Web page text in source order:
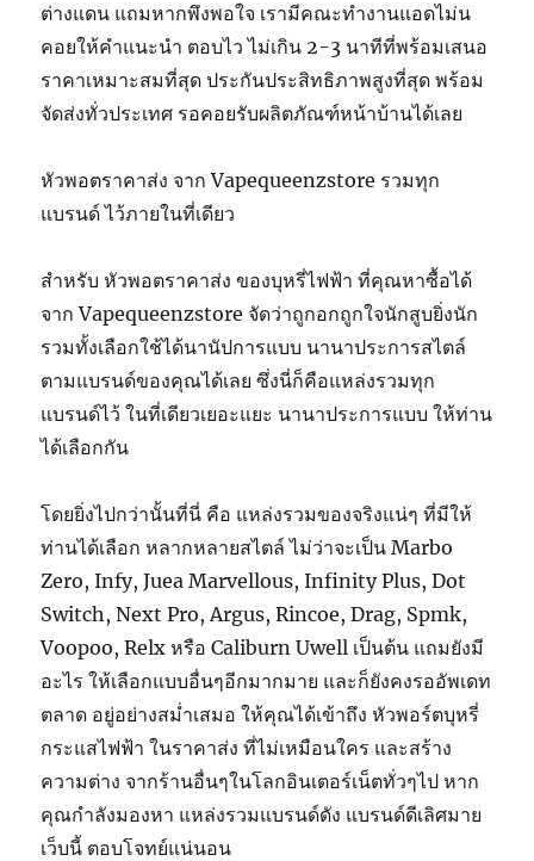
ต่างแดน แถมหากพึงพอใจ เรามีคณะทำงานแอดไม่น
คอยให้คำแนะนำ ตอบไว ไม่เกิน 2-3 นาทีที่พร้อมเสนอ
ราคาเหมาะสมที่สุด ประกันประสิทธิภาพสูงที่สุด พร้อม
จัดส่งทั่วประเทศ รอคอยรับผลิตภัณฑ์หน้าบ้านได้เลย
หัวพอตราคาส่ง จาก Vapequeenzstore รวมทุก
แบรนด์ ไว้ภายในที่เดียว
สำหรับ หัวพอตราคาส่ง ของบุหรี่ไฟฟ้า ที่คุณหาซื้อได้
จาก Vapequeenzstore จัดว่าถูกอกถูกใจนักสูบยิ่งนัก
รวมทั้งเลือกใช้ได้นานัปการแบบ นานาประการสไตล์
ตามแบรนด์ของคุณได้เลย ซึ่งนี่ก็คือแหล่งรวมทุก
แบรนด์ไว้ ในที่เดียวเยอะแยะ นานาประการแบบ ให้ท่าน
ได้เลือกกัน
โดยยิ่งไปกว่านั้นที่นี่ คือ แหล่งรวมของจริงแน่ๆ ที่มีให้
ท่านได้เลือก หลากหลายสไตล์ ไม่ว่าจะเป็น Marbo
Zero, Infy, Juea Marvellous, Infinity Plus, Dot
Switch, Next Pro, Argus, Rincoe, Drag, Spmk,
Voopoo, Relx หรือ Caliburn Uwell เป็นต้น แถมยังมี
อะไร ให้เลือกแบบอื่นๆอีกมากมาย และก็ยังคงรออัพเดท
ตลาด อยู่อย่างสม่ำเสมอ ให้คุณได้เข้าถึง หัวพอร์ตบุหรี่
กระแสไฟฟ้า ในราคาส่ง ที่ไม่เหมือนใคร และสร้าง
ความต่าง จากร้านอื่นๆในโลกอินเตอร์เน็ตทั่วๆไป หาก
คุณกำลังมองหา แหล่งรวมแบรนด์ดัง แบรนด์ดีเลิศมาย
เว็บนี้ ตอบโจทย์แน่นอน